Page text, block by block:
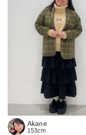
Akane
153cm